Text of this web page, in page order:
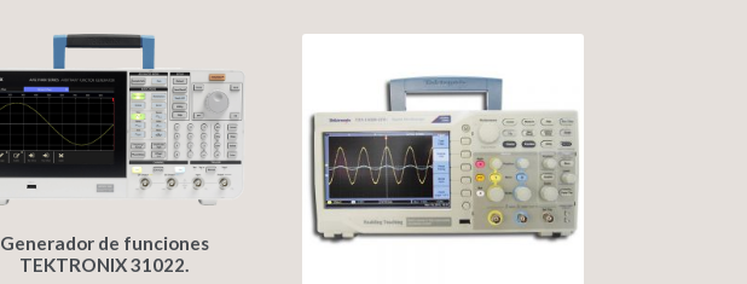
Generador de funciones
TEKTRONIX 31022.